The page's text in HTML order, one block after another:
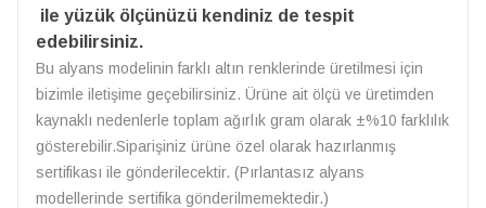
ile yüzük ölçünüzü kendiniz de tespit
edebilirsiniz.
Bu alyans modelinin farklı altın renklerinde üretilmesi için
bizimle iletişime geçebilirsiniz. Ürüne ait ölçü ve üretimden
kaynaklı nedenlerle toplam ağırlık gram olarak ±%10 farklılık
gösterebilir.Siparişiniz ürüne özel olarak hazırlanmış
sertifikası ile gönderilecektir. (Pırlantasız alyans
modellerinde sertifika gönderilmemektedir.)